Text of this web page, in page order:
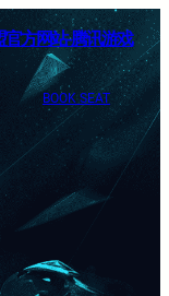
方网站-腾讯游戏
BOOK SEAT